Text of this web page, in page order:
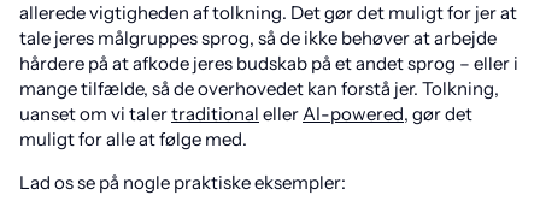
allerede vigtigheden af tolkning. Det gør det muligt for jer at
tale jeres målgruppes sprog, så de ikke behøver at arbejde
hårdere på at afkode jeres budskab på et andet sprog – eller i
mange tilfælde, så de overhovedet kan forstå jer. Tolkning,
uanset om vi talertraditional ellerAI-powered, gør det
muligt for alle at følge med.
Lad os se på nogle praktiske eksempler: